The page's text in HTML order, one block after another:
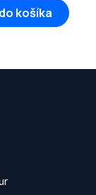
košíka